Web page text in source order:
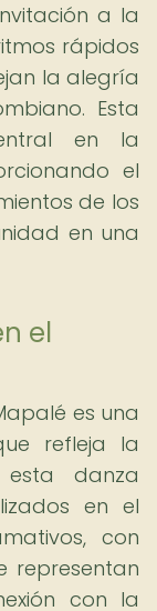
a la
rápidos
la alegría
Esta
en la
el
de los
en una
el
es una
refleja la
danza
en el
con
representan
con la